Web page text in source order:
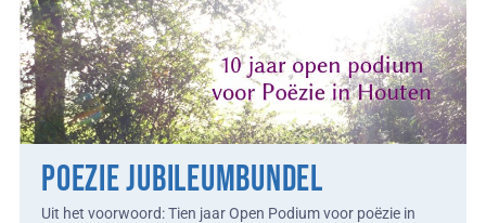
Poezie jubileumbundel
Uit het voorwoord: Tien jaar Open Podium voor poëzie in